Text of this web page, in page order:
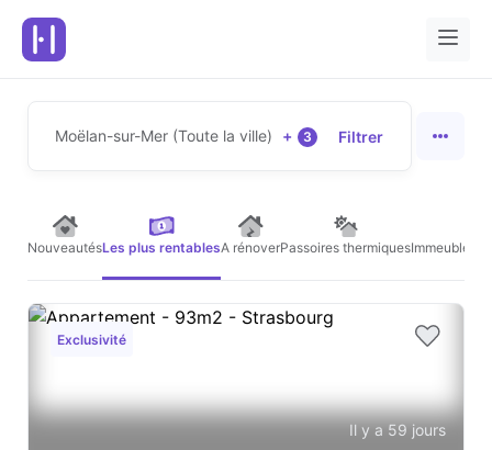
Moëlan-sur-Mer (Toute la ville) + 3 Filtrer
NouveautésLes plus rentablesA rénoverPassoires thermiquesImmeubles
Exclusivité
Il y a 59 jours